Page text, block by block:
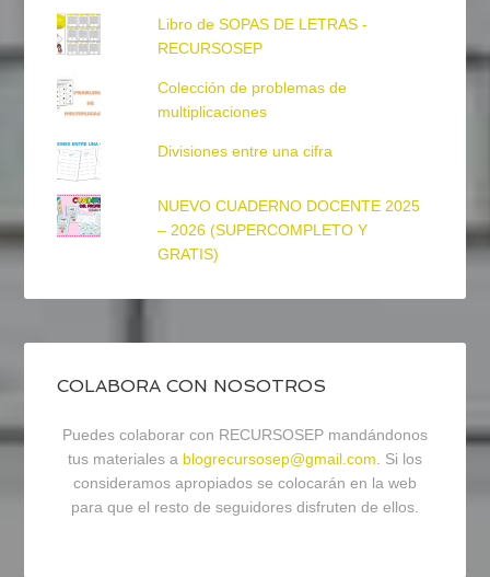
Libro de SOPAS DE LETRAS -
RECURSOSEP
Colección de problemas de
multiplicaciones
Divisiones entre una cifra
NUEVO CUADERNO DOCENTE 2025
– 2026 (SUPERCOMPLETO Y
GRATIS)
COLABORA CON NOSOTROS
Puedes colaborar con RECURSOSEP mandándonos
tus materiales a blogrecursosep@gmail.com. Si los
consideramos apropiados se colocarán en la web
para que el resto de seguidores disfruten de ellos.